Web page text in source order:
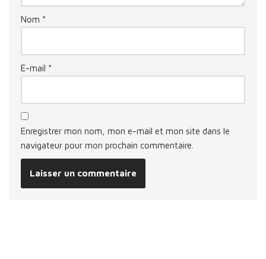
Nom *
E-mail *
Enregistrer mon nom, mon e-mail et mon site dans le
navigateur pour mon prochain commentaire.